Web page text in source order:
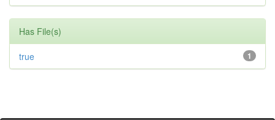
Has File(s)
1
true